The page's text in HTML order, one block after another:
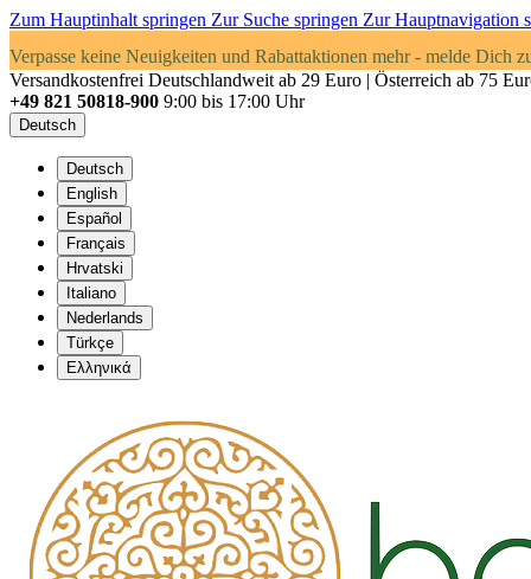
Zum Hauptinhalt springen Zur Suche springen Zur Hauptnavigation
Verpasse keine Neuigkeiten und Rabattaktionen mehr - melde Dich
Versandkostenfrei Deutschlandweit ab 29 Euro | Österreich ab 75
+49 821 50818-900 9:00 bis 17:00 Uhr
Deutsch
Deutsch
English
Español
Français
Hrvatski
Italiano
Nederlands
Türkçe
Ελληνικά